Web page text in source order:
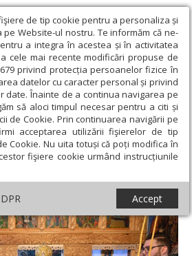
de tip cookie pentru a personaliza și
Website-ul nostru. Te informăm că ne-
a integra în acestea și în activitatea
cele mai recente modificări propuse de
679 privind protecția persoanelor fizice în
datelor cu caracter personal și privind
date. Înainte de a continua navigarea pe
să aloci timpul necesar pentru a citi și
de Cookie. Prin continuarea navigării pe
acceptarea utilizării fişierelor de tip
Cookie. Nu uita totuși că poți modifica în
fişiere cookie urmând instrucțiunile
Accept
religioasă › Știri › Noi biserici din
înveșmântarea harului
Oradiei au primit